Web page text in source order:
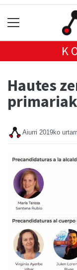
Hautes
Aiurri 2019ko